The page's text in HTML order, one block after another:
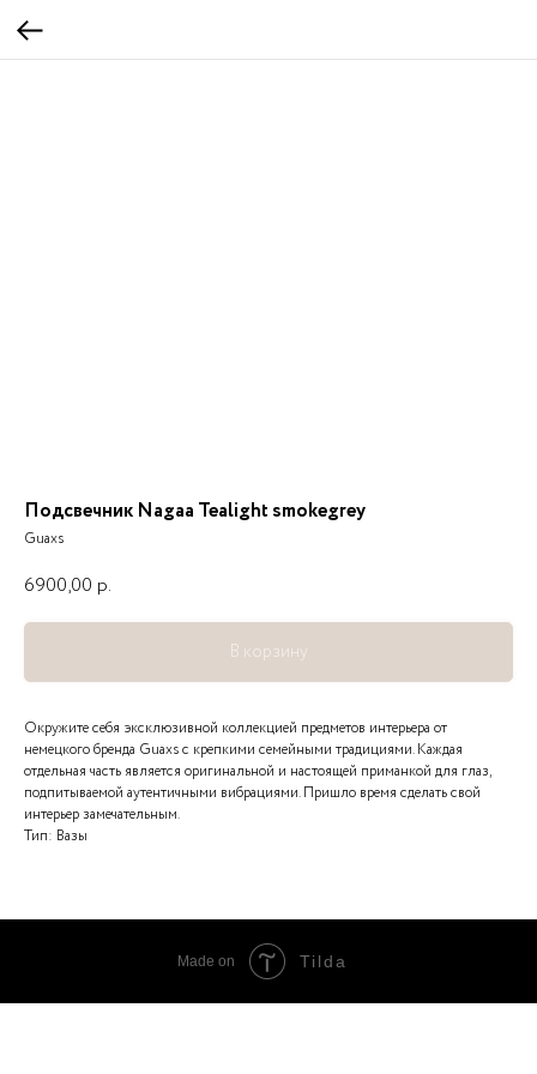
Подсвечник Nagaa Tealight smokegrey
Guaxs
6900,00 р.
В корзину
Окружите себя эксклюзивной коллекцией предметов интерьера от
немецкого бренда Guaxs с крепкими семейными традициями. Каждая
отдельная часть является оригинальной и настоящей приманкой для глаз,
подпитываемой аутентичными вибрациями. Пришло время сделать свой
интерьер замечательным.
Тип: Вазы
Made on Tilda